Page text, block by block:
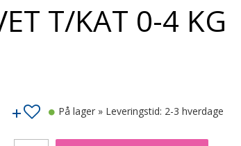
T/KAT 0-4 KG
På lager » Leveringstid: 2-3 hverdage